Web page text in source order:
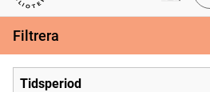
Filtrera
Tidsperiod